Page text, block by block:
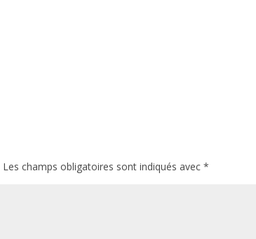
Les champs obligatoires sont indiqués avec*